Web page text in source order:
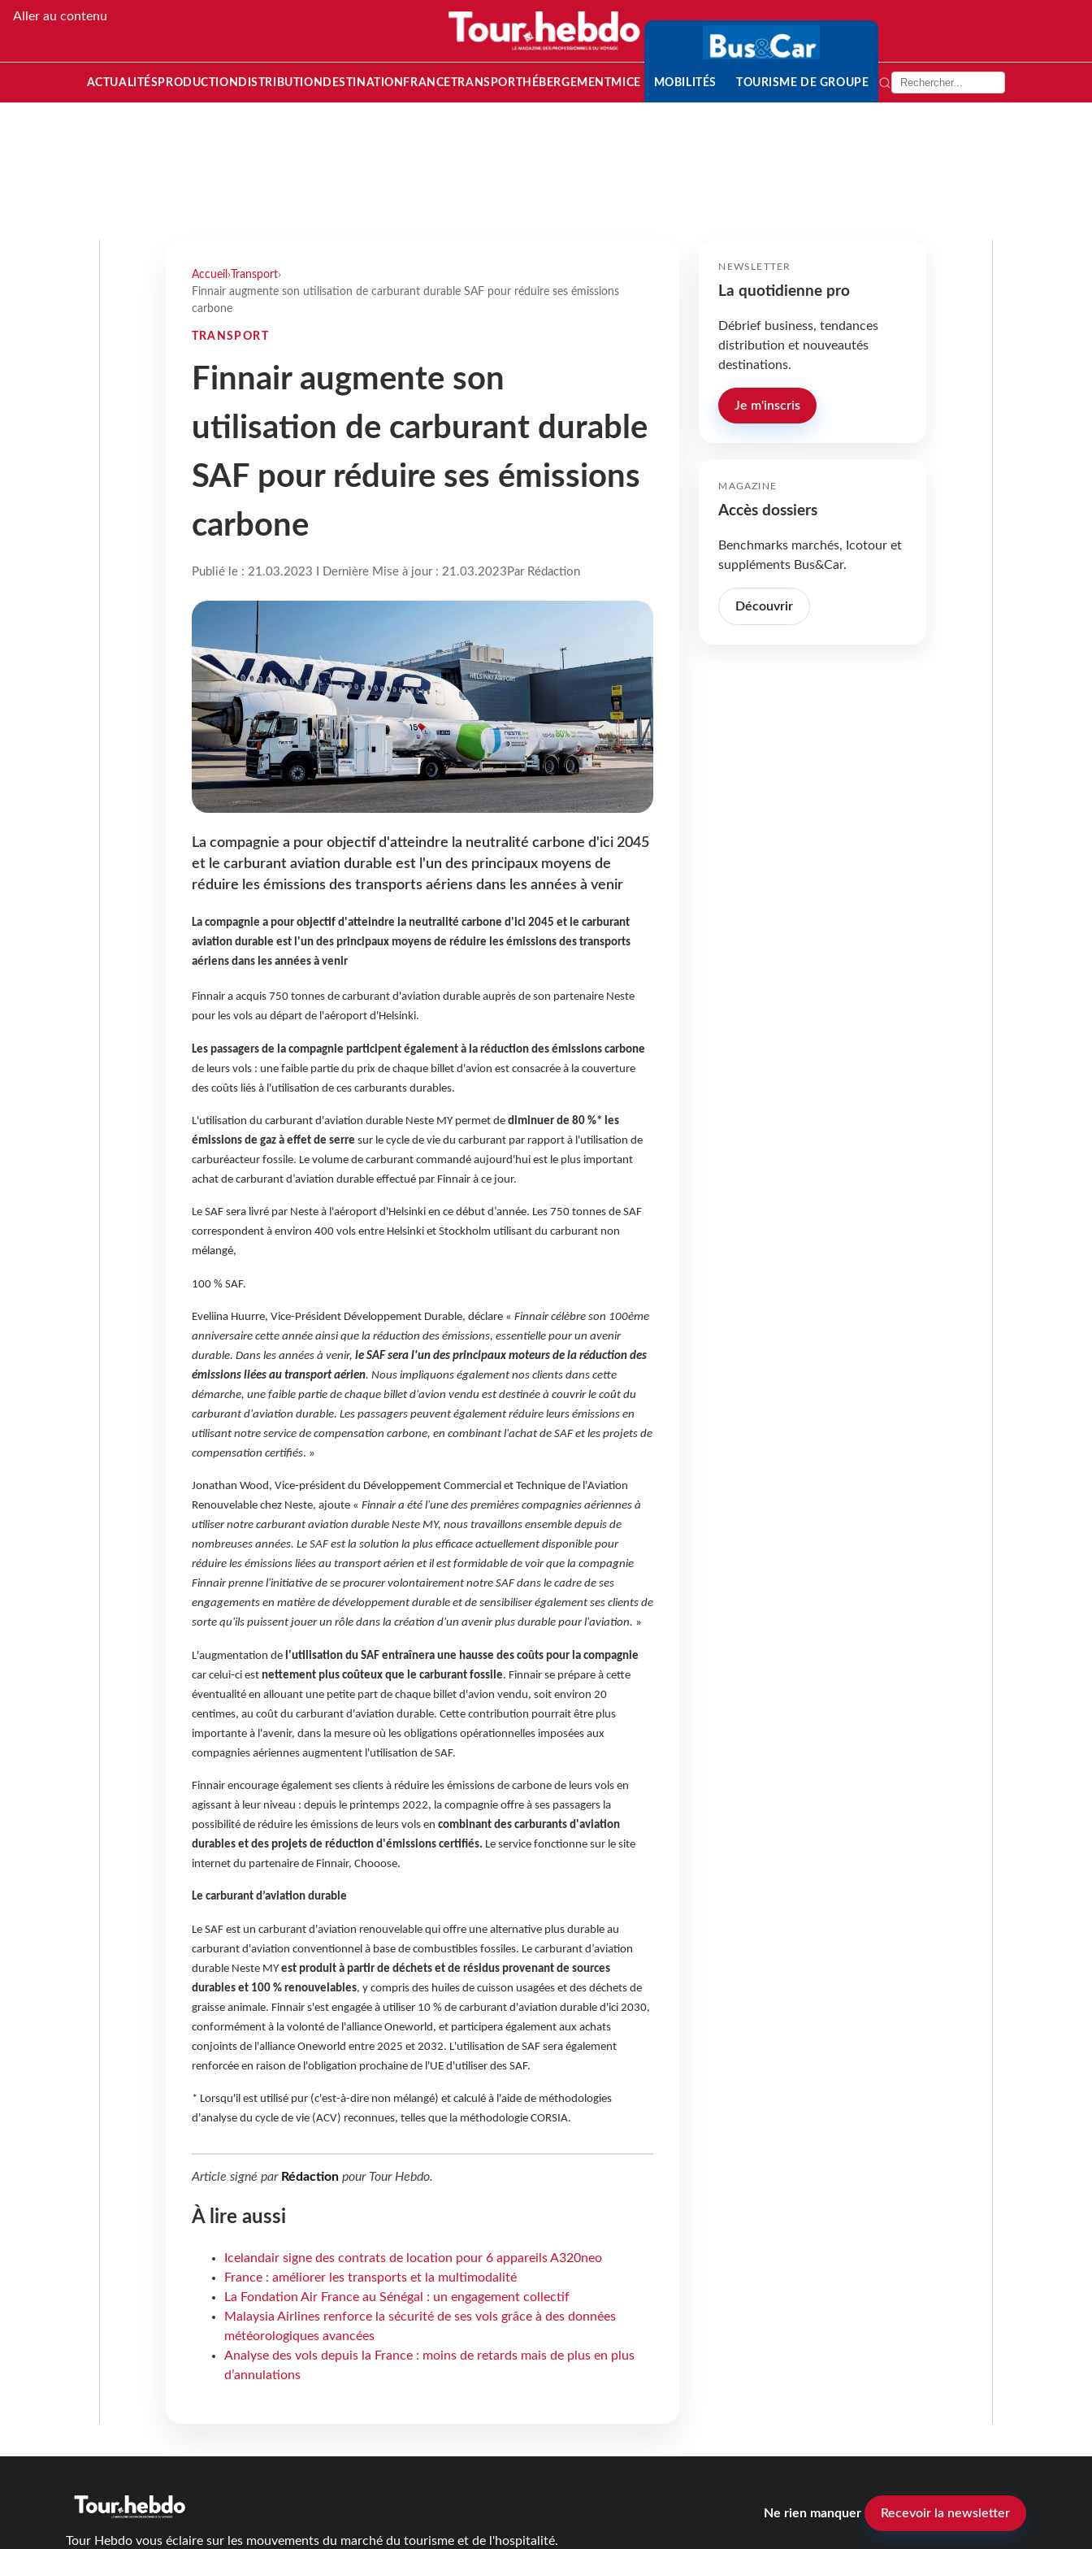
Aller au contenu
ACTUALITÉS PRODUCTION DISTRIBUTION DESTINATION FRANCETRANSPORT HÉBERGEMENTMICE MOBILITÉS TOURISME DE GROUPE
Accueil › Transport›
Finnair augmente son utilisation de carburant durable SAF pour réduire ses émissions
carbone
TRANSPORT
Finnair augmente son
utilisation de carburant durable
SAF pour réduire ses émissions
carbone
Publié le : 21.03.2023 I Dernière Mise à jour : 21.03.2023 Par Rédaction
La compagnie a pour objectif d'atteindre la neutralité carbone d'ici 2045
et le carburant aviation durable est l'un des principaux moyens de
réduire les émissions des transports aériens dans les années à venir
La compagnie a pour objectif d'atteindre la neutralité carbone d'ici 2045 et le carburant
aviation durable est l'un des principaux moyens de réduire les émissions des transports
aériens dans les années à venir
Finnair a acquis 750 tonnes de carburant d'aviation durable auprès de son partenaire Neste
pour les vols au départ de l'aéroport d'Helsinki.
Les passagers de la compagnie participent également à la réduction des émissions carbone
de leurs vols : une faible partie du prix de chaque billet d'avion est consacrée à la couverture
des coûts liés à l'utilisation de ces carburants durables.
L'utilisation du carburant d'aviation durable Neste MY permet de diminuer de 80 %* les
émissions de gaz à effet de serre sur le cycle de vie du carburant par rapport à l'utilisation de
carburéacteur fossile. Le volume de carburant commandé aujourd'hui est le plus important
achat de carburant d’aviation durable effectué par Finnair à ce jour.
Le SAF sera livré par Neste à l'aéroport d'Helsinki en ce début d’année. Les 750 tonnes de SAF
correspondent à environ 400 vols entre Helsinki et Stockholm utilisant du carburant non
mélangé,
100 % SAF.
Eveliina Huurre, Vice-Président Développement Durable, déclare « Finnair célèbre son 100ème
anniversaire cette année ainsi que la réduction des émissions, essentielle pour un avenir
durable. Dans les années à venir, le SAF sera l'un des principaux moteurs de la réduction des
émissions liées au transport aérien. Nous impliquons également nos clients dans cette
démarche, une faible partie de chaque billet d'avion vendu est destinée à couvrir le coût du
carburant d'aviation durable. Les passagers peuvent également réduire leurs émissions en
utilisant notre service de compensation carbone, en combinant l'achat de SAF et les projets de
compensation certifiés. »
Jonathan Wood, Vice-président du Développement Commercial et Technique de l'Aviation
Renouvelable chez Neste, ajoute « Finnair a été l'une des premières compagnies aériennes à
utiliser notre carburant aviation durable Neste MY, nous travaillons ensemble depuis de
nombreuses années. Le SAF est la solution la plus efficace actuellement disponible pour
réduire les émissions liées au transport aérien et il est formidable de voir que la compagnie
Finnair prenne l'initiative de se procurer volontairement notre SAF dans le cadre de ses
engagements en matière de développement durable et de sensibiliser également ses clients de
sorte qu'ils puissent jouer un rôle dans la création d'un avenir plus durable pour l'aviation. »
L'augmentation de l'utilisation du SAF entraînera une hausse des coûts pour la compagnie
car celui-ci est nettement plus coûteux que le carburant fossile. Finnair se prépare à cette
éventualité en allouant une petite part de chaque billet d'avion vendu, soit environ 20
centimes, au coût du carburant d'aviation durable. Cette contribution pourrait être plus
importante à l'avenir, dans la mesure où les obligations opérationnelles imposées aux
compagnies aériennes augmentent l'utilisation de SAF.
Finnair encourage également ses clients à réduire les émissions de carbone de leurs vols en
agissant à leur niveau : depuis le printemps 2022, la compagnie offre à ses passagers la
possibilité de réduire les émissions de leurs vols en combinant des carburants d'aviation
durables et des projets de réduction d'émissions certifiés. Le service fonctionne sur le site
internet du partenaire de Finnair, Chooose.
Le carburant d’aviation durable
Le SAF est un carburant d'aviation renouvelable qui offre une alternative plus durable au
carburant d'aviation conventionnel à base de combustibles fossiles. Le carburant d’aviation
durable Neste MY est produit à partir de déchets et de résidus provenant de sources
durables et 100 % renouvelables, y compris des huiles de cuisson usagées et des déchets de
graisse animale. Finnair s'est engagée à utiliser 10 % de carburant d'aviation durable d'ici 2030,
conformément à la volonté de l'alliance Oneworld, et participera également aux achats
conjoints de l'alliance Oneworld entre 2025 et 2032. L'utilisation de SAF sera également
renforcée en raison de l'obligation prochaine de l'UE d'utiliser des SAF.
* Lorsqu'il est utilisé pur (c'est-à-dire non mélangé) et calculé à l'aide de méthodologies
d'analyse du cycle de vie (ACV) reconnues, telles que la méthodologie CORSIA.
Article signé par Rédactionpour Tour Hebdo.
À lire aussi
Icelandair signe des contrats de location pour 6 appareils A320neo
France : améliorer les transports et la multimodalité
La Fondation Air France au Sénégal : un engagement collectif
Malaysia Airlines renforce la sécurité de ses vols grâce à des données
météorologiques avancées
Analyse des vols depuis la France : moins de retards mais de plus en plus
d’annulations
NEWSLETTER
La quotidienne pro
Débrief business, tendances
distribution et nouveautés
destinations.
Je m'inscris
MAGAZINE
Accès dossiers
Benchmarks marchés, Icotour et
suppléments Bus&Car.
Découvrir
Tour Hebdo vous éclaire sur les mouvements du marché du tourisme et de l'hospitalité.
Ne rien manquer Recevoir la newsletter